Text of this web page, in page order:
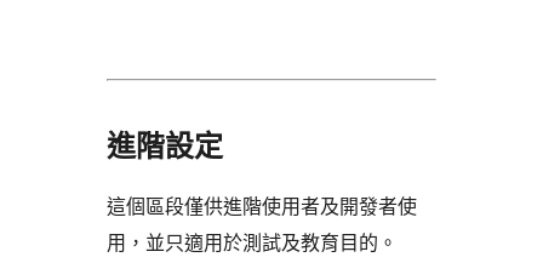
進階設定
這個區段僅供進階使用者及開發者使
用，並只適用於測試及教育目的。